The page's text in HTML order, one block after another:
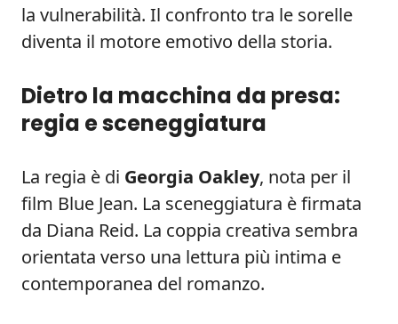
la vulnerabilità. Il confronto tra le sorelle
diventa il motore emotivo della storia.
Dietro la macchina da presa:
regia e sceneggiatura
La regia è di Georgia Oakley, nota per il
film Blue Jean. La sceneggiatura è firmata
da Diana Reid. La coppia creativa sembra
orientata verso una lettura più intima e
contemporanea del romanzo.